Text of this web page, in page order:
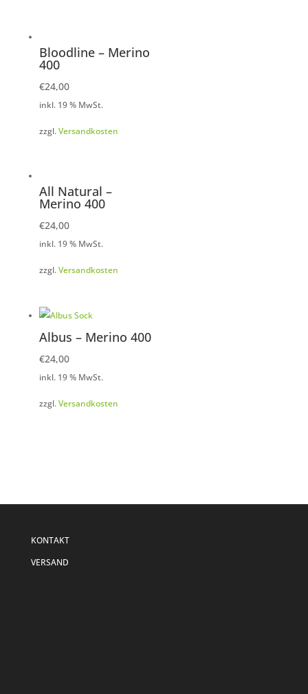
Bloodline – Merino
400
€24,00
inkl. 19 % MwSt.
zzgl.Versandkosten
All Natural –
Merino 400
€24,00
inkl. 19 % MwSt.
zzgl.Versandkosten
Albus – Merino 400
€24,00
inkl. 19 % MwSt.
zzgl.Versandkosten
KONTAKT
VERSAND